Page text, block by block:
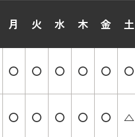
月 火 水 木 金 土
〇 〇 〇 〇 〇
〇
〇 〇 〇 〇 〇 △